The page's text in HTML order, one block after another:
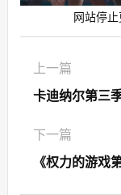
网站停
上一篇
卡迪纳尔第三
下一篇